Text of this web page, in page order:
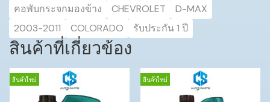
คอพับกระจกมองข้าง CHEVROLET
D-MAX
2003-2011
COLORADO รับประกัน 1 ปี
สินค้าที่เกี่ยวข้อง
สินค้าใหม่ สินค้าใหม่